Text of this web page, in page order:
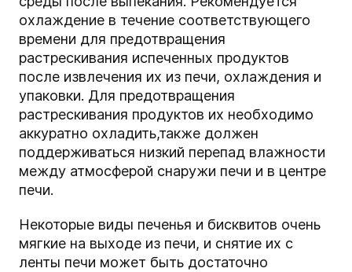
охлаждение в течение соответствующего
времени для предотвращения
растрескивания испеченных продуктов
после извлечения их из печи, охлаждения и
упаковки. Для предотвращения
растрескивания продуктов их необходимо
аккуратно охладить,также должен
поддерживаться низкий перепад влажности
между атмосферой снаружи печи и в центре
печи.
Некоторые виды печенья и бисквитов очень
мягкие на выходе из печи, и снятие их с
ленты печи может быть достаточно